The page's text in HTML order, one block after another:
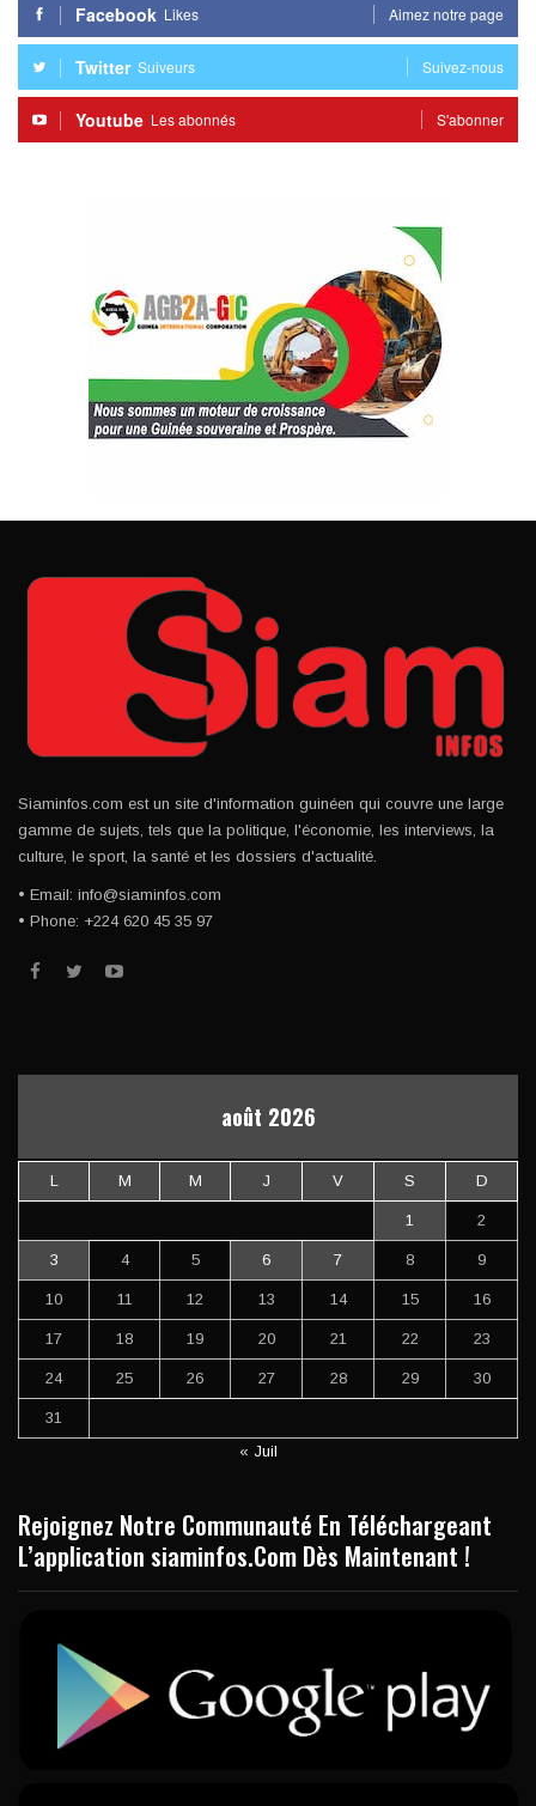
Facebook Likes Aimez notre page
Twitter Suiveurs Suivez-nous
Youtube Les abonnés S'abonner
Siaminfos.com est un site d'information guinéen qui couvre une large
gamme de sujets, tels que la politique, l'économie, les interviews, la
culture, le sport, la santé et les dossiers d'actualité.
• Email: info@siaminfos.com
• Phone: +224 620 45 35 97
août 2026
L M M J V S D
1 2
3 4 5 6 7 8 9
10 11 12 13 14 15 16
17 18 19 20 21 22 23
24 25 26 27 28 29 30
31
« Juil
Rejoignez Notre Communauté En Téléchargeant
L’application siaminfos.Com Dès Maintenant !